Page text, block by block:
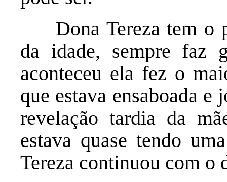
Dona Tereza tem o
da idade, sempre faz
aconteceu ela fez o
que estava ensaboada
revelação tardia da
estava quase tendo
Tereza continuou com o